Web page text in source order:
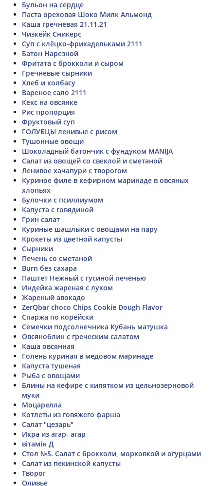
Бульон на сердце
Паста ореховая Шоко Милк Альмонд
Каша гречневая 21.11.21
Чизкейк Сникерс
Суп с клёцко-фрикадельками 2111
Батон Нарезной
Фритата с брокколи и сыром
Гречневые сырники
Хлеб и колбасу
Вареное сало 2111
Кекс на овсянке
Рис пропорция
Фруктовый суп
ГОЛУБЦЫ ленивые с рисом
Тушонные овощи
Шоколадный батончик с фундуком MANIJA
Салат из овощей со свеклой и сметаной
Ленивое хачапури с творогом
Куриное филе в кефирном маринаде в овсяных
хлопьях
Булочки с псиллиумом
Капуста с говядиной
Грин салат
Куриные шашлыки с овощами на пару
Крокеты из цветной капусты
Сырники
Печень со сметаной
Burn без сахара
Паштет Нежный с гусиной печенью
Индейка жареная с луком
Жареный авокадо
ZerQbar choco Chips Cookie Dough Flavor
Спаржа по корейски
Семечки подсолнечника Кубань матушка
Овсяноблин с греческим салатом
Каша овсянная
Голень куриная в медовом маринаде
Капуста тушеная
Рыба с овощами
Блины на кефире с кипятком из цельнозерновой
муки
Моцарелла
Котлеты из говяжего фарша
Салат "цезарь"
Икра из агар- агар
вітамін Д
Стол №5. Салат с брокколи, морковкой и огурцами
Салат из пекинской капусты
Творог
Оливье